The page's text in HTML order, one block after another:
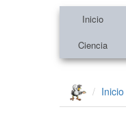
Inicio
Ciencia
Inicio